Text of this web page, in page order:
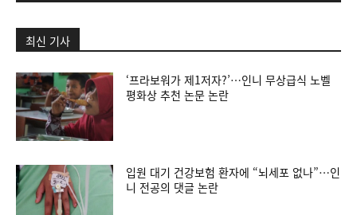
최신 기사
‘프라보워가 제1저자?’…인니 무상급식 노벨
평화상 추천 논문 논란
입원 대기 건강보험 환자에 “뇌세포 없나”…인
니 전공의 댓글 논란